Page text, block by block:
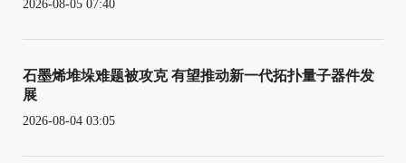
2026-08-05 07:40
石墨烯堆垛难题被攻克 有望推动新一代拓扑量子器件发
展
2026-08-04 03:05